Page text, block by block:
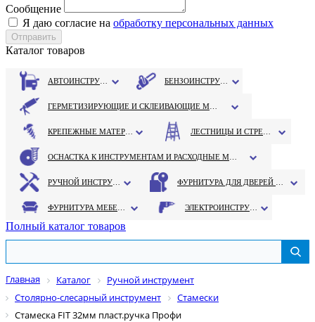
Сообщение
Я даю согласие на обработку персональных данных
Каталог товаров
Полный каталог товаров
Главная Каталог
Ручной инструмент
Столярно-слесарный инструмент
Стамески
Стамеска FIT 32мм пласт.ручка Профи